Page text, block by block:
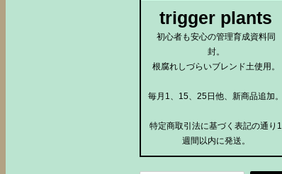
trigger plants
初心者も安心の管理育成資料同
封。
根腐れしづらいブレンド土使用。
毎月1、15、25日他、新商品追加。
特定商取引法に基づく表記の通り1
週間以内に発送。